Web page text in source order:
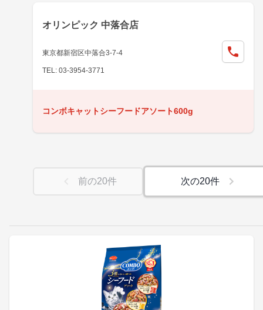
オリンピック 中落合店
東京都新宿区中落合3-7-4
TEL: 03-3954-3771
コンボキャットシーフードアソート600g
前の20件 次の20件